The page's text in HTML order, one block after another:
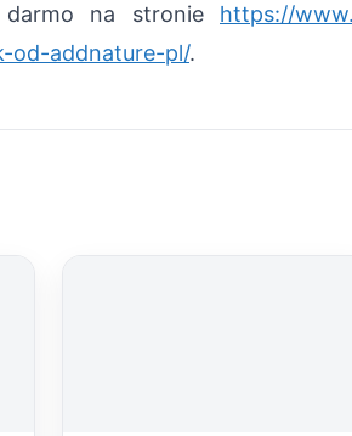
na stronie https://
od-addnature-pl/.